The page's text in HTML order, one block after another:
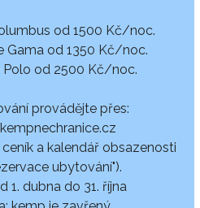
od 1500 Kč/noc.
Gama od 1350 Kč/noc.
od 2500 Kč/noc.
provádějte přes:
a kalendář obsazenosti
ubytování").
1. dubna do 31. října